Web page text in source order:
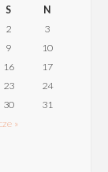
S N
»
2
3
9
10
16
17
23
24
30 31